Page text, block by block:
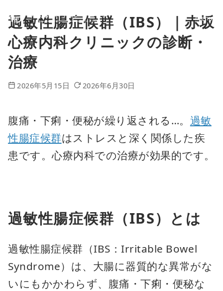
コ
ン
テ
ン
ツ
移
動
過敏性腸症候群（IBS）｜赤坂
心療内科クリニックの診断・
治療
2026年5月15日 2026年6月30日
腹痛・下痢・便秘が繰り返される…。 過敏
性腸症候群はストレスと深く関係した疾
患です。心療内科での治療が効果的です。
過敏性腸症候群（IBS）とは
過敏性腸症候群（IBS：Irritable Bowel
Syndrome）は、大腸に器質的な異常がな
いにもかかわらず、腹痛・下痢・便秘な